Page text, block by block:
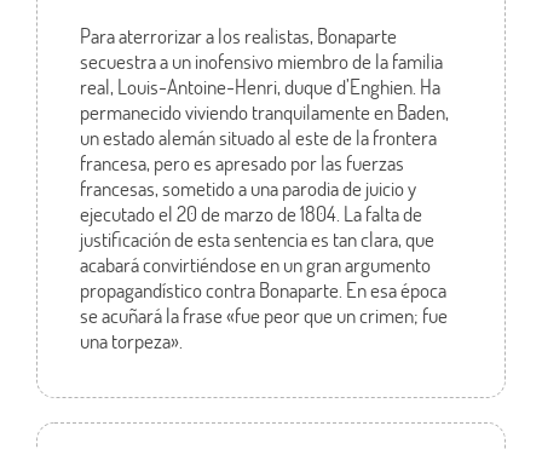
Para aterrorizar a los realistas, Bonaparte
secuestra a un inofensivo miembro de la familia
real, Louis-Antoine-Henri, duque d’Enghien. Ha
permanecido viviendo tranquilamente en Baden,
un estado alemán situado al este de la frontera
francesa, pero es apresado por las fuerzas
francesas, sometido a una parodia de juicio y
ejecutado el 20 de marzo de 1804. La falta de
justificación de esta sentencia es tan clara, que
acabará convirtiéndose en un gran argumento
propagandístico contra Bonaparte. En esa época
se acuñará la frase «fue peor que un crimen; fue
una torpeza».